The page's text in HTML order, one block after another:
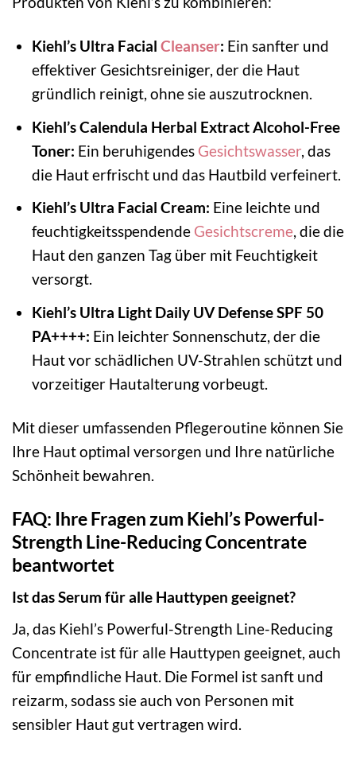
Kiehl’s Ultra Facial Cleanser: Ein sanfter und
effektiver Gesichtsreiniger, der die Haut
gründlich reinigt, ohne sie auszutrocknen.
Kiehl’s Calendula Herbal Extract Alcohol-Free
Toner: Ein beruhigendes Gesichtswasser, das
die Haut erfrischt und das Hautbild verfeinert.
Kiehl’s Ultra Facial Cream: Eine leichte und
feuchtigkeitsspendende Gesichtscreme, die die
Haut den ganzen Tag über mit Feuchtigkeit
versorgt.
Kiehl’s Ultra Light Daily UV Defense SPF 50
PA++++: Ein leichter Sonnenschutz, der die
Haut vor schädlichen UV-Strahlen schützt und
vorzeitiger Hautalterung vorbeugt.
Mit dieser umfassenden Pflegeroutine können Sie
Ihre Haut optimal versorgen und Ihre natürliche
Schönheit bewahren.
FAQ: Ihre Fragen zum Kiehl’s Powerful-
Strength Line-Reducing Concentrate
beantwortet
Ist das Serum für alle Hauttypen geeignet?
Ja, das Kiehl’s Powerful-Strength Line-Reducing
Concentrate ist für alle Hauttypen geeignet, auch
für empfindliche Haut. Die Formel ist sanft und
reizarm, sodass sie auch von Personen mit
sensibler Haut gut vertragen wird.